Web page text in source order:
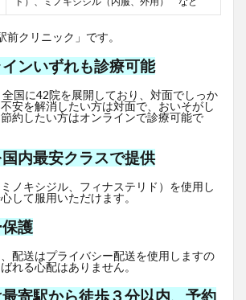
クリニック」です。
ンいずれも診療可能
国に42院を展開しており、対面でしっか
安を解消したい方は対面で、おいそがし
約したい方はオンラインで診療可能で
内最安クラスで提供
ノキシジル、フィナステリド）を使用し
して服用いただけます。
護
配送はプライバシー配送を使用しますの
れる心配はありません。
寄駅から徒歩３分以内、予約